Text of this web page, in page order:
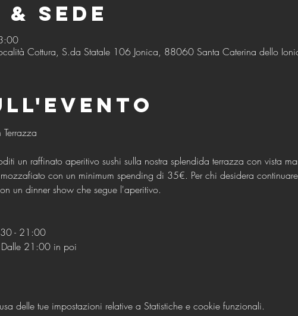
Sede
Cottura, S.da Statale 106 Jonica, 88060 Santa Caterina dello
un raffinato aperitivo sushi sulla nostra splendida terrazza con vista
con un minimum spending di 35€. Per chi desidera
un dinner show che segue l'aperitivo.
- 21:00
Dalle 21:00 in poi
delle tue impostazioni relative a Statistiche e cookie funzionali.